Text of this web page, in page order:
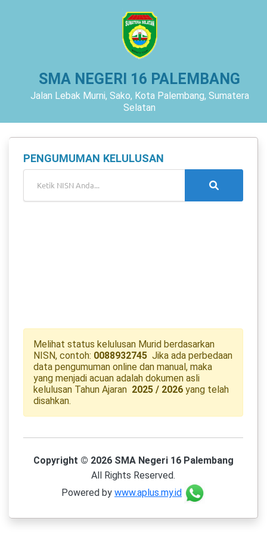
SMA NEGERI 16 PALEMBANG
Jalan Lebak Murni, Sako, Kota Palembang, Sumatera
Selatan
PENGUMUMAN KELULUSAN
Melihat status kelulusan Murid berdasarkan
NISN, contoh: 0088932745 Jika ada perbedaan
data pengumuman online dan manual, maka
yang menjadi acuan adalah dokumen asli
kelulusan Tahun Ajaran 2025 / 2026 yang telah
disahkan.
Copyright © 2026 SMA Negeri 16 Palembang
All Rights Reserved.
Powered by www.aplus.my.id